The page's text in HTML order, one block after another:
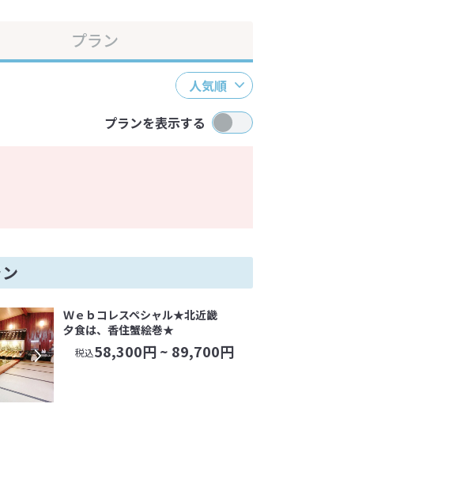
プラン
人気順
プランを表示する
Ｗｅｂコレスペシャル★北近畿
夕食は、香住蟹絵巻★
税込58,300円 ~ 89,700円